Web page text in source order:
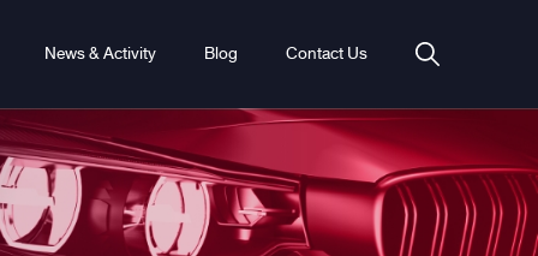
News & Activity Blog Contact Us